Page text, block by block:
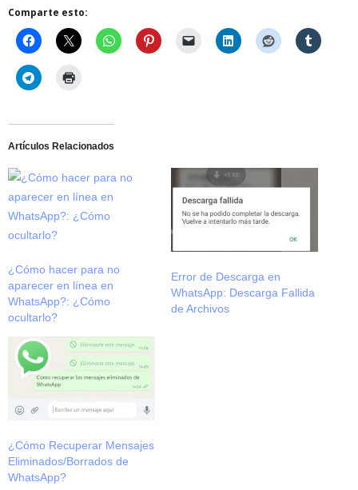
Comparte esto:
Artículos Relacionados
¿Cómo hacer para no
aparecer en línea en
WhatsApp?: ¿Cómo
ocultarlo?
Error de Descarga en
WhatsApp: Descarga Fallida
de Archivos
¿Cómo Recuperar Mensajes
Eliminados/Borrados de
WhatsApp?